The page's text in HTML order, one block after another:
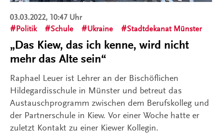
03.03.2022, 10:47 Uhr
Politik
Schule Ukraine Stadtdekanat Münster
„Das Kiew, das ich kenne, wird nicht
mehr das Alte sein“
Raphael Leuer ist Lehrer an der Bischöflichen
Hildegardisschule in Münster und betreut das
Austauschprogramm zwischen dem Berufskolleg und
der Partnerschule in Kiew. Vor einer Woche hatte er
zuletzt Kontakt zu einer Kiewer Kollegin.